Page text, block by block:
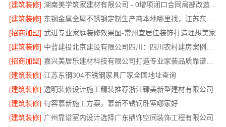
[建筑装修]
湖南美学筑家建材有限公司 - 0增项闭口合同局部改造服务
[建筑装修]
[招商加盟] 武进专业家庭装修效果图-常州宜居佳装饰打造理想美家
[建筑装修]
[招商加盟]
嘉兴美居乐建材科技有限公司打造专业家装品质靠谱之选
[建筑装修] 江苏东钢304不锈钢家具厂家全国地址查询
[建筑装修] 透明装修设计施工精装推荐浙江臻美新型建材有限公司
[建筑装修] 句容慕新施工方案，慕新不锈钢卧室哪家好
[建筑装修] 广州靠谱室内设计选择广东鼎饰空间装饰工程有限公司